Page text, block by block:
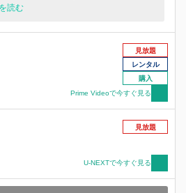
の殲滅を目論む謎の集団・ヒューマラ
させ崩壊に導く爆弾＜個性因子誘発爆弾
トリガーボム)＞から人々を救うため、
プロヒーローと、その下でインターン中
英高校ヒーロー科が招集され、世界選抜
チームが結成。各地で爆弾の回収任務に
いた。 エンデヴァー事務所でインター
国＜オセオン＞で作戦行動中、とある事
込まれた出久が、なんと全国指名手配さ
う。そんな中、ヒューマライズからの犯
が全世界に届く― 「タイムリミットは今
間」 ヒロアカ史上最大の危機を前に、
読む
見放題
レンタル
購入
Prime Videoで今すぐ見る
見放題
U-NEXTで今すぐ見る